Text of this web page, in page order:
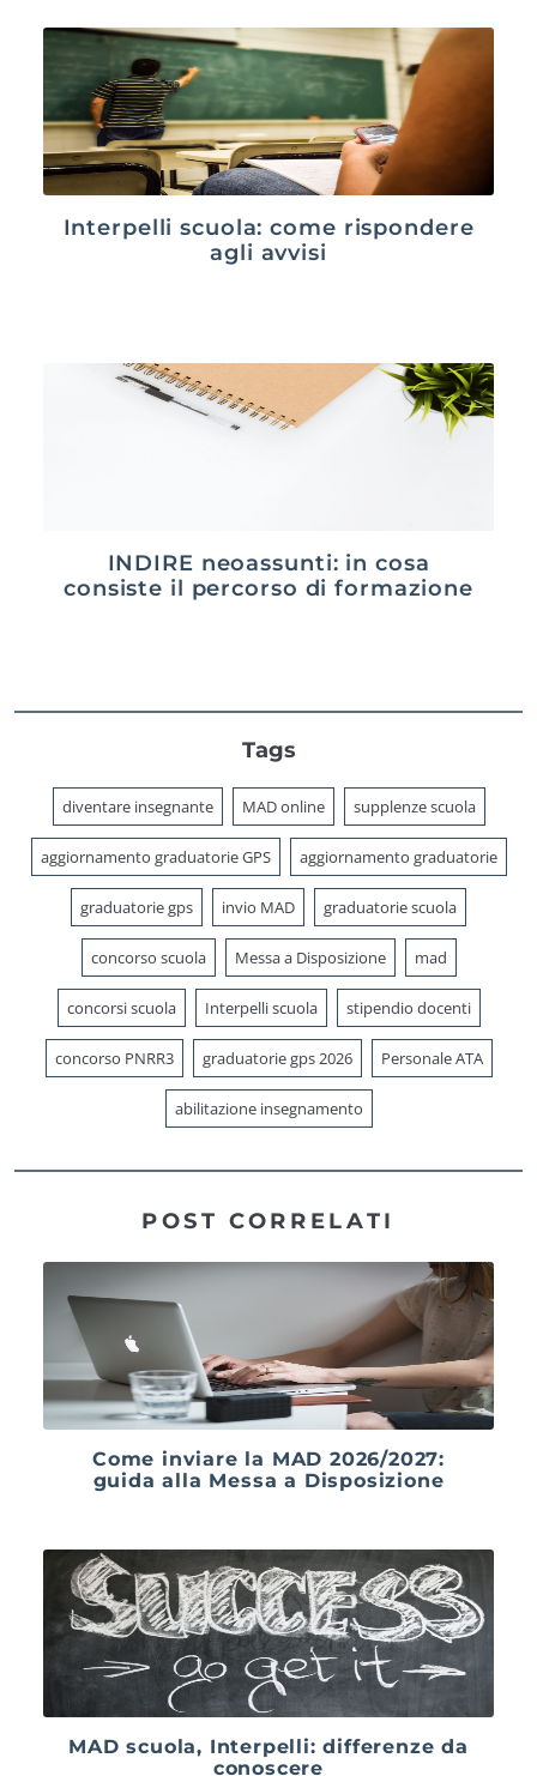
Interpelli scuola: come rispondere
agli avvisi
INDIRE neoassunti: in cosa
consiste il percorso di formazione
Tags
diventare insegnante MAD online supplenze scuola
aggiornamento graduatorie GPS aggiornamento graduatorie
graduatorie gps invio MAD graduatorie scuola
concorso scuola Messa a Disposizione mad
concorsi scuola Interpelli scuola stipendio docenti
concorso PNRR3 graduatorie gps 2026 Personale ATA
abilitazione insegnamento
POST CORRELATI
Come inviare la MAD 2026/2027:
guida alla Messa a Disposizione
MAD scuola, Interpelli: differenze da
conoscere